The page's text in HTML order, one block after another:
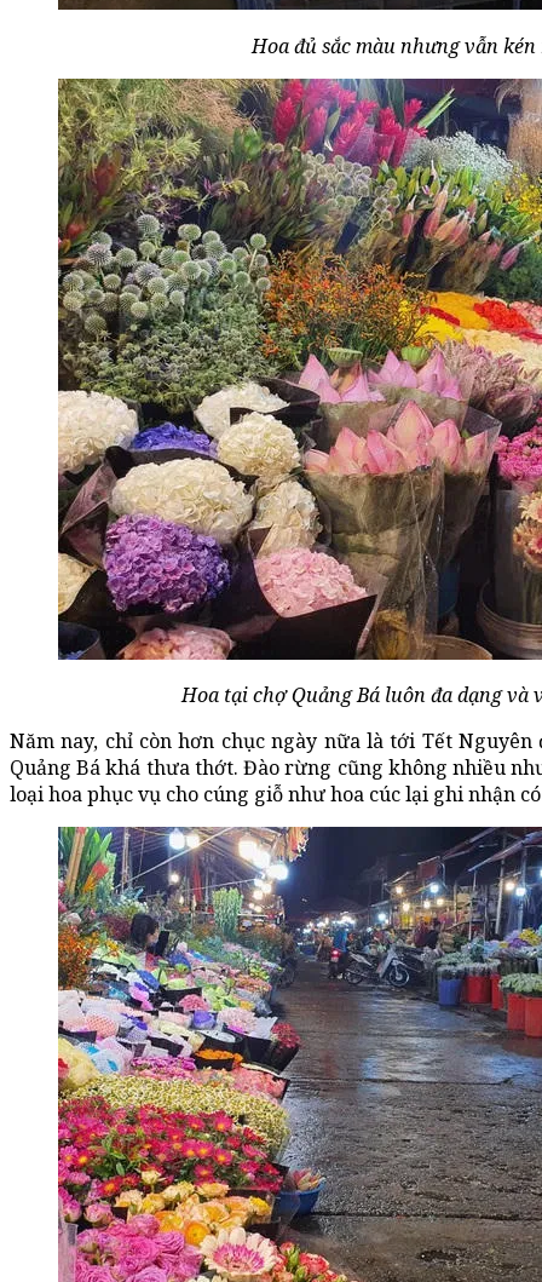
Hoa đủ sắc màu nhưng vẫn
Hoa tại chợ Quảng Bá luôn đa dạng và
Năm nay, chỉ còn hơn chục ngày nữa là tới Tết
Quảng Bá khá thưa thớt. Đào rừng cũng không nhiều
loại hoa phục vụ cho cúng giỗ như hoa cúc lại ghi nhận